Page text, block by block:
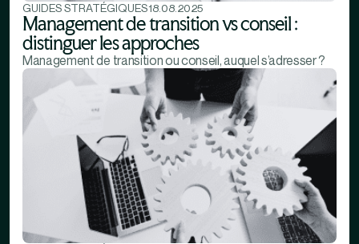
GUIDES STRATÉGIQUES18.08.2025
Management de transition vs conseil :
distinguer les approches
Management de transition ou conseil, auquel s’adresser ?